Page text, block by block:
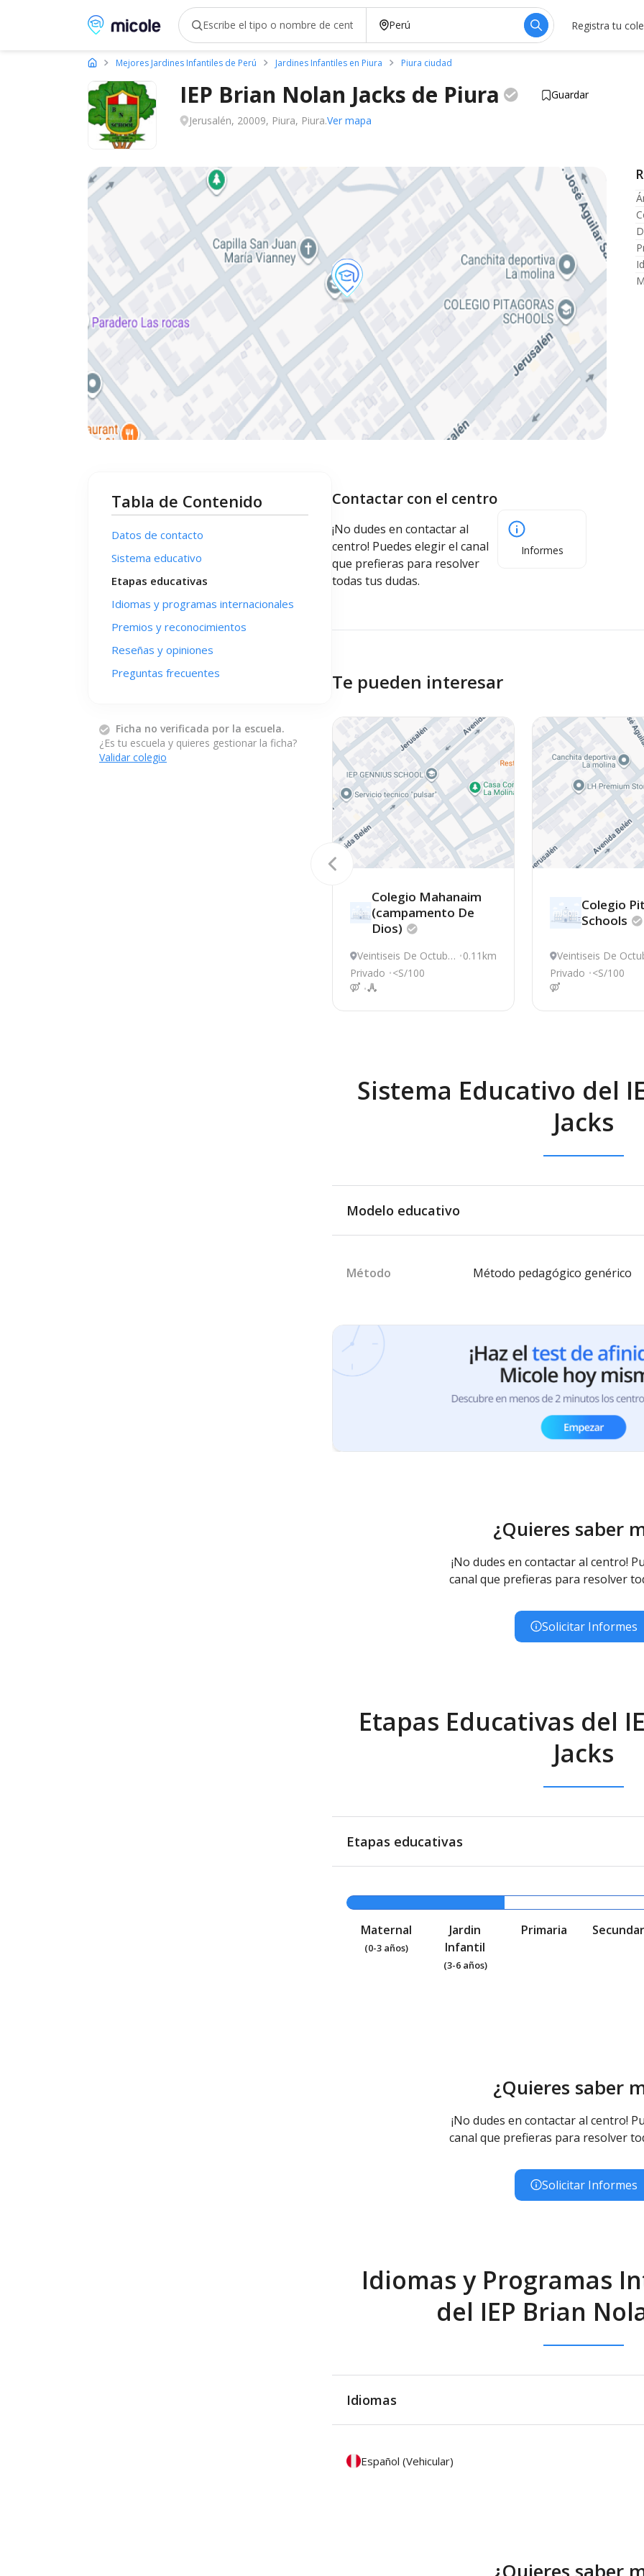
Micole, buscador de colegios Registra tu
Mejores Jardines Infantiles de Perú Jardines Infantiles en Piura Piura ciudad
IEP Brian Nolan Jacks de Piura Guardar
Jerusalén, 20009, Piura, Piura.Ver mapa
Tabla de Contenido
Datos de contacto
Sistema educativo
Etapas educativas
Idiomas y programas internacionales
Premios y reconocimientos
Reseñas y opiniones
Preguntas frecuentes
Ficha no verificada por la escuela.
¿Es tu escuela y quieres gestionar la ficha?
Validar colegio
Contactar con el centro
¡No dudes en contactar al
centro! Puedes elegir el canal
que prefieras para resolver
todas tus dudas.
Informes
Te pueden interesar
Colegio Mahanaim
(campamento De
Dios)
Veintiseis De Octubr
e
0.11km
Privado
<S/100
Colegio
Schools
Veintiseis De
e
Privado
<S/100
Sistema Educativo del
Jacks
Modelo educativo
Método Método pedagógico genérico
¿Quieres saber
¡No dudes en contactar al centro!
canal que prefieras para resolver
Solicitar Informes
Etapas Educativas del
Jacks
Etapas educativas
Maternal
(0-3 años)
Jardin
Infantil
(3-6 años)
Primaria
¿Quieres saber
¡No dudes en contactar al centro!
canal que prefieras para resolver
Solicitar Informes
Idiomas y Programas
del IEP Brian
Idiomas
Español (Vehicular)
¿Quieres saber